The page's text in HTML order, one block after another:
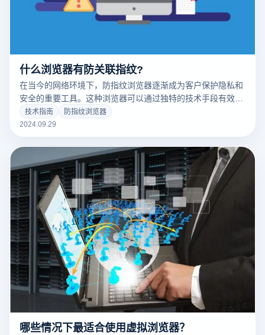
什么浏览器有防关联指纹?
在当今的网络环境下，防指纹浏览器逐渐成为客户保护隐私和
安全的重要工具。这种浏览器可以通过独特的技术手段有效隐
藏客户的真实身份，避免跟踪在线活动，从而保证多个账户的
安全。特别是在跨境电商和多账户管理的场景中，选择合适的
技术指南
防指纹浏览器
2024.09.29
哪些情况下最适合使用虚拟浏览器？